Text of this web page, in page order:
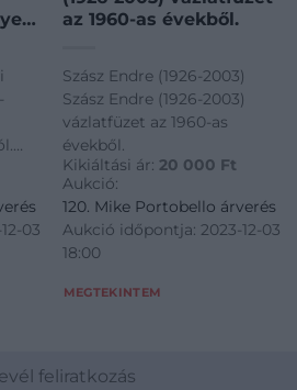
03
az 1960-as évekből.
Szász Endre (1926-2003)
Szász Endre (1926-2003)
vázlatfüzet az 1960-as
évekből.
Kikiáltási ár: 20 000 Ft
Aukció:
120. Mike Portobello árverés
Aukció időpontja: 2023-12-03
18:00
MEGTEKINTEM
feliratkozás